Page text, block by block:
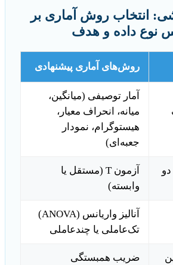
انتخاب روش آماری بر
نوع داده و هدف
روش‌های آماری پیشنهادی
آمار توصیفی (میانگین،
میانه، انحراف معیار،
هیستوگرام، نمودار
جعبه‌ای)
آزمون T (مستقل یا
وابسته)
آنالیز واریانس (ANOVA)
تک‌عاملی یا چندعاملی
ضریب همبستگی